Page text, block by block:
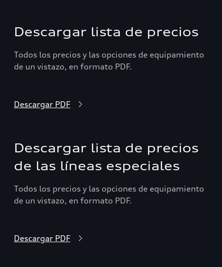
Descargar lista de precios
Todos los precios y las opciones de equipamiento
de un vistazo, en formato PDF.
Descargar PDF
Descargar lista de precios
de las líneas especiales
Todos los precios y las opciones de equipamiento
de un vistazo, en formato PDF.
Descargar PDF